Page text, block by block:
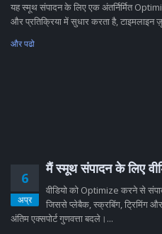
यह स्मूथ संपादन के लिए एक अंतर्निर्मित
और प्रतिक्रिया में सुधार करता है, टाइमलाइन
और पढो
6
अप्र
मैं स्मूथ संपादन के लिए
वीडियो को Optimize करने से
जिससे प्लेबैक, स्क्रबिंग, ट्रिमिंग
अंतिम एक्सपोर्ट गुणवत्ता बदले।...